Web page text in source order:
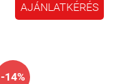
AJÁNLATKÉRÉS
-14%